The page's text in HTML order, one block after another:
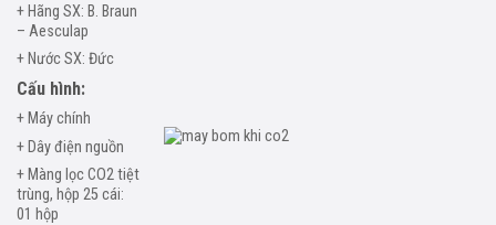
+ Hãng SX: B. Braun
– Aesculap
+ Nước SX: Đức
Cấu hình:
+ Máy chính
+ Dây điện nguồn
+ Màng lọc CO2 tiệt
trùng, hộp 25 cái:
01 hộp